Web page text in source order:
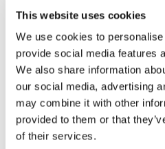
This website uses cookies
We use cookies to
provide social media features
We also share information
our social media, advertising
may combine it with other
provided to them or that
of their services.
Certificats et
DOMAINE CLIENTS